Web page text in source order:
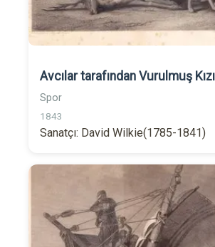
Avcılar tarafından Vurulmuş
Spor
1843
Sanatçı: David Wilkie(1785-1841)